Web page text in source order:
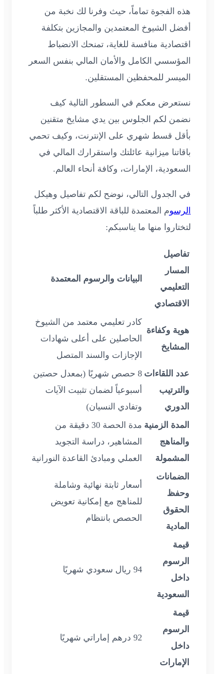
هذه الفجوة تماماً، حيث وفرنا لك نخبة من
أفضل الشيوخ المعتمدين والمجازين بتكلفة
اقتصادية منافسة للغاية، تمنحك الانضباط
المؤسسي الكامل والأمان المالي بنفس السعر
الميسر للمحفظين المستقلين.
نستعرض معكم في السطور التالية كيف
نضمن لكم الجلوس بين يدي مشايخ متقنين
بأقل قسط شهري على الإنترنت، وكيف تحمي
باقاتنا ميزانية عائلتك واستقرارك المالي في
السعودية، الإمارات، وكافة أنحاء العالم.
في الجدول التالي، نوضح لكم تفاصيل وهيكل
الرسوم المعتمدة للباقة الاقتصادية الأكثر طلباً
لتختاروا منها ما يناسبكم:
تفاصيل
المسار
التعليمي
الاقتصادي
البيانات والرسوم المعتمدة
هوية وكفاءة
المشايخ
كادر تعليمي معتمد من الشيوخ
الحاصلين على أعلى شهادات
الإجازات والسند المتصل
عدد اللقاءات
والترتيب
الدوري
8 حصص شهريًا (بمعدل حصتين
أسبوعياً لضمان تثبيت الآيات
وتفادي النسيان)
المدة الزمنية
والمناهج
المشمولة
مدة الحصة 30 دقيقة من
المشاهير، دراسة التجويد
العملي ومبادئ القاعدة النورانية
الضمانات
وحفظ
الحقوق
المادية
أسعار ثابتة نهائية وشاملة
للمناهج مع إمكانية تعويض
الحصص بانتظام
قيمة
الرسوم
داخل
السعودية
94 ريال سعودي شهريًا
قيمة
الرسوم
داخل
الإمارات
92 درهم إماراتي شهريًا